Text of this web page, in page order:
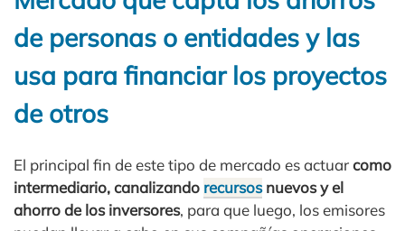
de personas o entidades y las
usa para financiar los proyectos
de otros
El principal fin de este tipo de mercado es actuarcomo
intermediario, canalizando recursosnuevos y el
ahorro de los inversores, para que luego, los emisores